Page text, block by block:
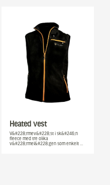
Heated vest
V&#228;rmev&#228;st i sk&#246;n
fleece med tre olika
v&#228;rmel&#228;gen som enkelt …